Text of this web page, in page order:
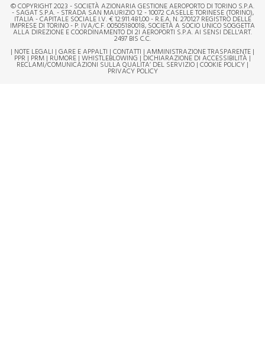
© COPYRIGHT 2023 - SOCIETÀ AZIONARIA GESTIONE AEROPORTO DI TORINO S.P.A.
- SAGAT S.P.A. - STRADA SAN MAURIZIO 12 - 10072 CASELLE TORINESE (TORINO),
ITALIA - CAPITALE SOCIALE I.V. € 12.911.481,00 - R.E.A. N. 270127 REGISTRO DELLE
IMPRESE DI TORINO - P. IVA/C.F. 00505180018, SOCIETÀ A SOCIO UNICO SOGGETTA
ALLA DIREZIONE E COORDINAMENTO DI 2I AEROPORTI S.P.A. AI SENSI DELL'ART.
2497 BIS C.C.
| NOTE LEGALI | GARE E APPALTI | CONTATTI | AMMINISTRAZIONE TRASPARENTE |
PPR | PRM | RUMORE | WHISTLEBLOWING | DICHIARAZIONE DI ACCESSIBILITÀ |
RECLAMI/COMUNICAZIONI SULLA QUALITA’ DEL SERVIZIO | COOKIE POLICY |
PRIVACY POLICY